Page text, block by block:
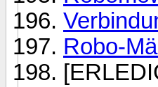
Robo-